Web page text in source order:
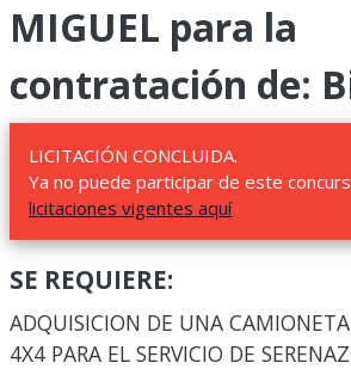
MIGUEL para la
contratación de:
LICITACIÓN CONCLUIDA.
Ya no puede participar de este
licitaciones vigentes aquí
SE REQUIERE:
ADQUISICION DE UNA
4X4 PARA EL SERVICIO DE